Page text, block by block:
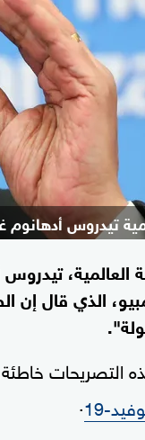
تيدروس
العالمية،
الذي قال
19